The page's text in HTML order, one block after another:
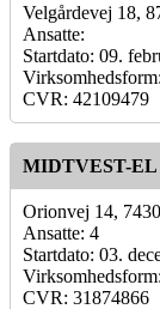
Velgårdevej 18,
Ansatte:
Startdato: 09.
CVR: 42109479
MIDTVEST-EL
Orionvej 14,
Ansatte: 4
Startdato: 03.
CVR: 31874866